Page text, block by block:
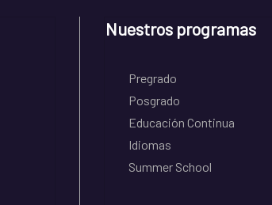
Nuestros programas
Pregrado
Posgrado
Educación Continua
Idiomas
Summer School